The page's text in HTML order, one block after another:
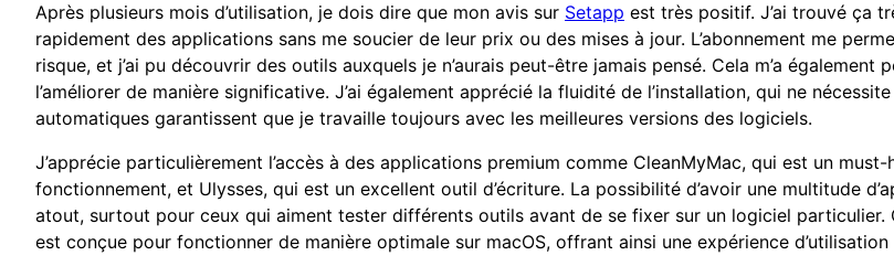
Après plusieurs mois d’utilisation, je dois dire que mon avis sur Setapp est très positif. J’ai trouvé ça
rapidement des applications sans me soucier de leur prix ou des mises à jour. L’abonnement me
risque, et j’ai pu découvrir des outils auxquels je n’aurais peut-être jamais pensé. Cela m’a
l’améliorer de manière significative. J’ai également apprécié la fluidité de l’installation, qui ne
automatiques garantissent que je travaille toujours avec les meilleures versions des logiciels.
J’apprécie particulièrement l’accès à des applications premium comme CleanMyMac, qui est un
fonctionnement, et Ulysses, qui est un excellent outil d’écriture. La possibilité d’avoir une multitude
atout, surtout pour ceux qui aiment tester différents outils avant de se fixer sur un logiciel particulier.
est conçue pour fonctionner de manière optimale sur macOS, offrant ainsi une expérience